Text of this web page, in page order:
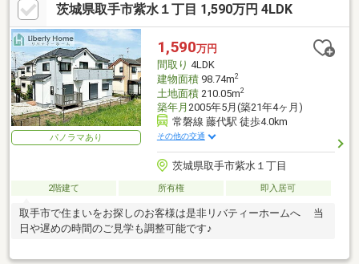
茨城県取手市紫水１丁目 1,590万円 4LDK
パノラマあり
1,590万円
間取り 4LDK
建物面積98.74m2
土地面積210.05m2
築年月 2005年5月(築21年4ヶ月)
常磐線 藤代駅 徒歩4.0km
その他の交通
茨城県取手市紫水１丁目
2階建て 所有権 即入居可
取手市で住まいをお探しのお客様は是非リバティーホームへ 当
日や遅めの時間のご見学も調整可能です♪